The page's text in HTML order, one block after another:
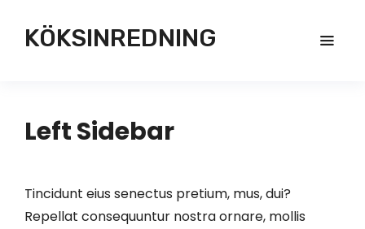
KÖKSINREDNING
Left Sidebar
Tincidunt eius senectus pretium, mus, dui?
Repellat consequuntur nostra ornare, mollis